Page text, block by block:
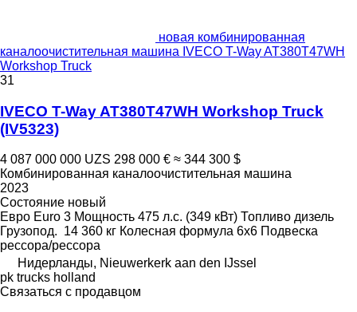
новая комбинированная
каналоочистительная машина IVECO T-Way AT380T47WH
Workshop Truck
31
IVECO T-Way AT380T47WH Workshop Truck
(IV5323)
4 087 000 000 UZS 298 000 € ≈ 344 300 $
Комбинированная каналоочистительная машина
2023
Состояние новый
Евро Euro 3 Мощность 475 л.с. (349 кВт) Топливо дизель
Грузопод. 14 360 кг Колесная формула 6x6 Подвеска
рессора/рессора
Нидерланды, Nieuwerkerk aan den IJssel
pk trucks holland
Связаться с продавцом